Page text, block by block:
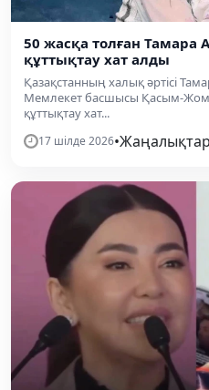
50 жасқа толған Тамара
құттықтау хат алды
Қазақстанның халық әртісі
Мемлекет басшысы Қасым-
құттықтау хат...
17 шілде 2026•Жаңалықтар